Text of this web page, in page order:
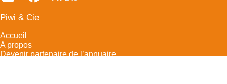
Piwi & Cie
Accueil
A propos
Devenir partenaire de l’annuaire